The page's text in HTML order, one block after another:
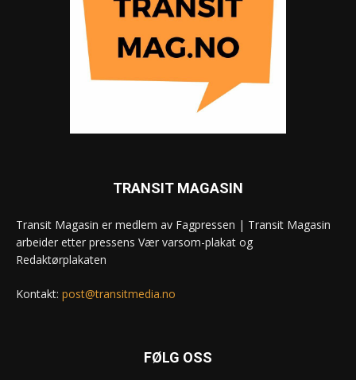
TRANSIT MAGASIN
Transit Magasin er medlem av Fagpressen | Transit Magasin
arbeider etter pressens Vær varsom-plakat og
Redaktørplakaten
Kontakt: post@transitmedia.no
FØLG OSS